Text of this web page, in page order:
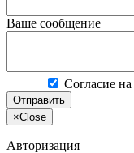
Ваше сообщение
Согласие на
Отправить
×Close
Авторизация